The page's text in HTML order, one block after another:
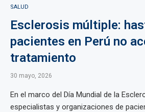
SALUD
Esclerosis múltiple:
pacientes en Perú no
tratamiento
30 mayo, 2026
En el marco del Día Mundial de la
especialistas y organizaciones de